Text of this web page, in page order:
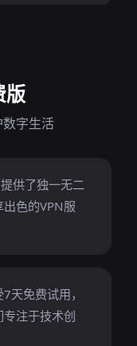
版
字生活
供了独一无二
色的VPN服
天免费试用，
注于技术创